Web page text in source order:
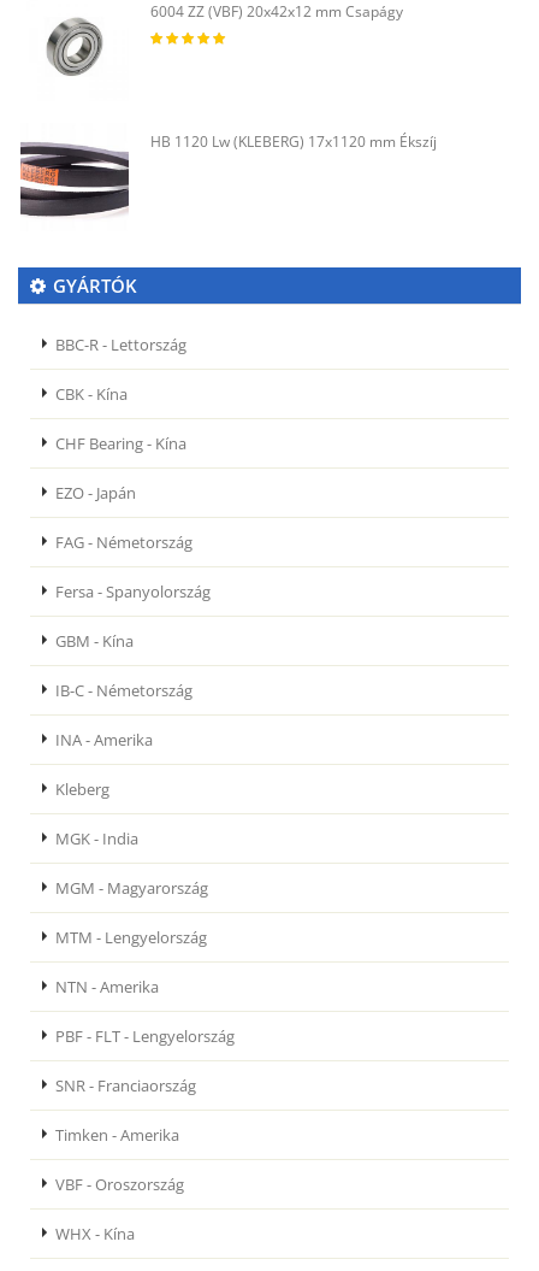
6004 ZZ (VBF) 20x42x12 mm Csapágy
HB 1120 Lw (KLEBERG) 17x1120 mm Ékszíj
GYÁRTÓK
BBC-R - Lettország
CBK - Kína
CHF Bearing - Kína
EZO - Japán
FAG - Németország
Fersa - Spanyolország
GBM - Kína
IB-C - Németország
INA - Amerika
Kleberg
MGK - India
MGM - Magyarország
MTM - Lengyelország
NTN - Amerika
PBF - FLT - Lengyelország
SNR - Franciaország
Timken - Amerika
VBF - Oroszország
WHX - Kína